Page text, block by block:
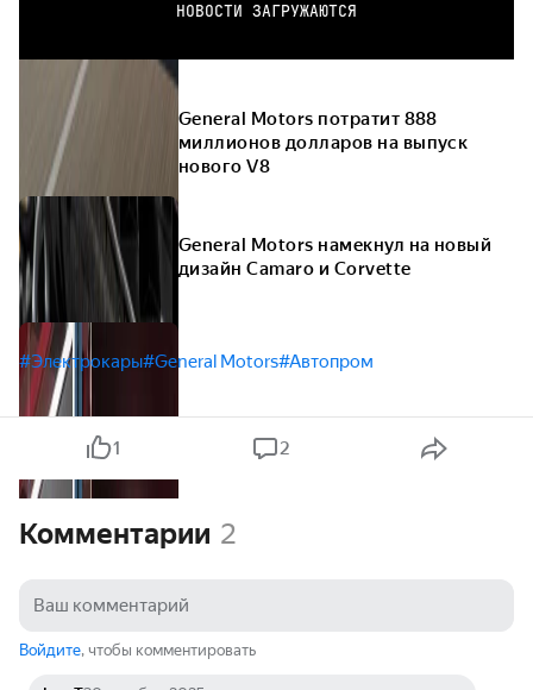
НОВОСТИ ЗАГРУЖАЮТСЯ
General Motors потратит 888
миллионов долларов на выпуск
нового V8
General Motors намекнул на новый
дизайн Camaro и Corvette
#Электрокары#General Motors#Автопром
1 2
Комментарии 2
Войдите, чтобы комментировать